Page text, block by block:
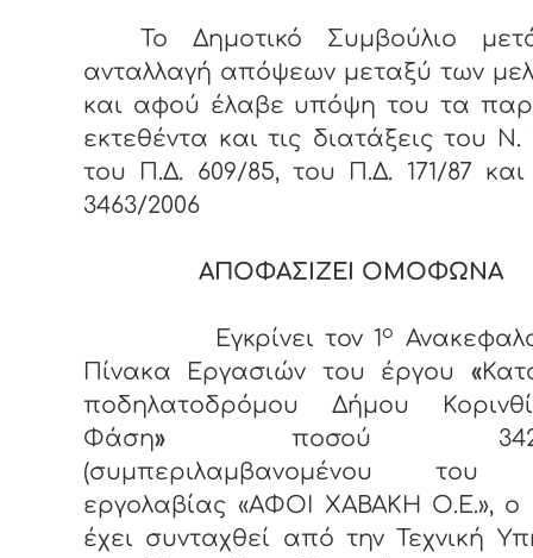
Το Δημοτικό Συμβούλιο
ανταλλαγή απόψεων μεταξύ των
και αφού έλαβε υπόψη του τα
εκτεθέντα και τις διατάξεις του Ν.
του Π.Δ. 609/85, του Π.Δ. 171/87
3463/2006
ΑΠΟΦΑΣΙΖΕΙ ΟΜΟΦΩΝΑ
Εγκρίνει τον 1ο
Πίνακα Εργασιών του έργου «
ποδηλατοδρόμου Δήμου
Φάση» ποσού
(συμπεριλαμβανομένου του
εργολαβίας «ΑΦΟΙ ΧΑΒΑΚΗ Ο.Ε.», ο
έχει συνταχθεί από την Τεχνική